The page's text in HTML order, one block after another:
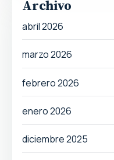
Archivo
abril 2026
marzo 2026
febrero 2026
enero 2026
diciembre 2025